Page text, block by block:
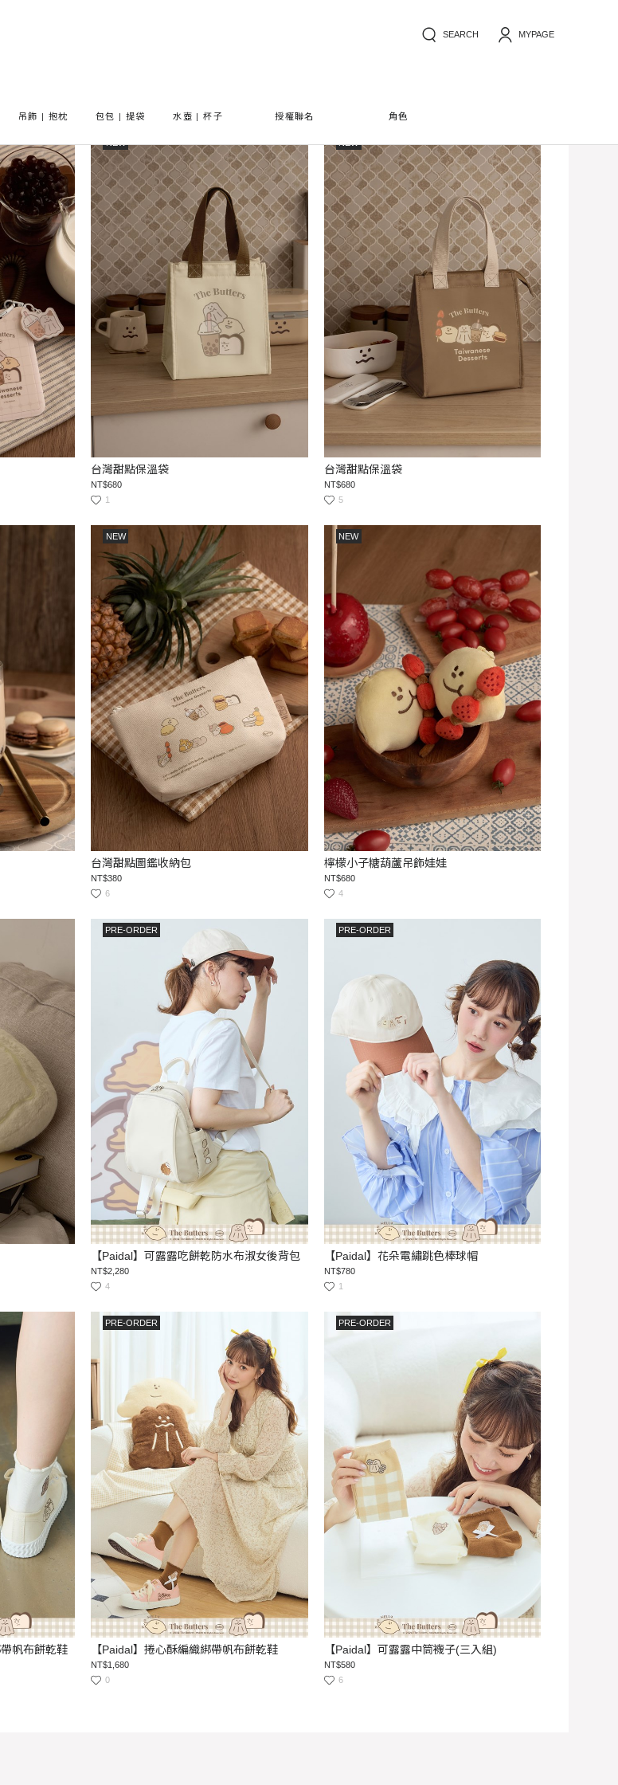
SEARCH MYPAGE
吊飾 | 抱枕 包包 | 提袋 水壺 | 杯子 授權聯名 角色
All Products
NEW
台灣甜點保溫袋
NT$680
1
NEW
台灣甜點保溫袋
NT$680
5
NEW
台灣甜點圖鑑收納包
NT$380
6
NEW
檸檬小子糖葫蘆吊飾娃娃
NT$680
4
PRE-ORDER
【Paidal】可露露吃餅乾防水布淑女後背包
NT$2,280
4
PRE-ORDER
【Paidal】花朵電繡跳色棒球帽
NT$780
1
帆布餅乾鞋
PRE-ORDER
【Paidal】捲心酥編織綁帶帆布餅乾鞋
NT$1,680
0
PRE-ORDER
【Paidal】可露露中筒襪子(三入組)
NT$580
6